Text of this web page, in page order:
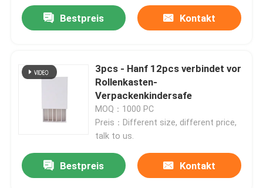
Unkrautglas aus Kunststoff
Kind beständiges Tin Box
Luer-Lock-Glasspritze
Tapezieren Sie vor Rollenkasten
Vape-Patronenverpackung
Bestpreis Kontakt
3pcs - Hanf 12pcs verbindet vor
Rollenkasten-
Verpackenkindersafe
MOQ：1000 PC
Preis：Different size, different price,
talk to us.
Bestpreis Kontakt